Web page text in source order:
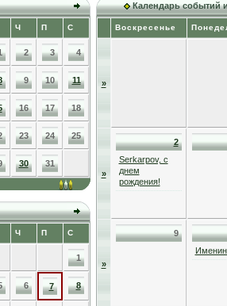
Ч П С
2 3 4
9 10 11
16 17 18
23 24 25
30 31
Ч П С
1
6 7 8
Календарь событий
Воскресенье
»
»
2
Serkarpov, с
днем
рождения!
»
9